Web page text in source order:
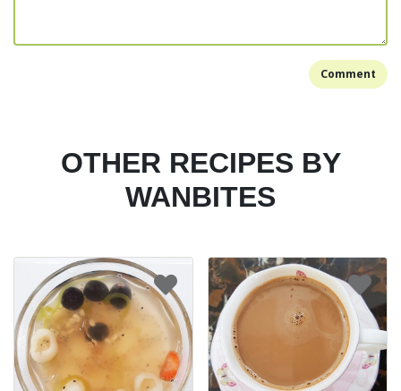
Comment
OTHER RECIPES BY
WANBITES